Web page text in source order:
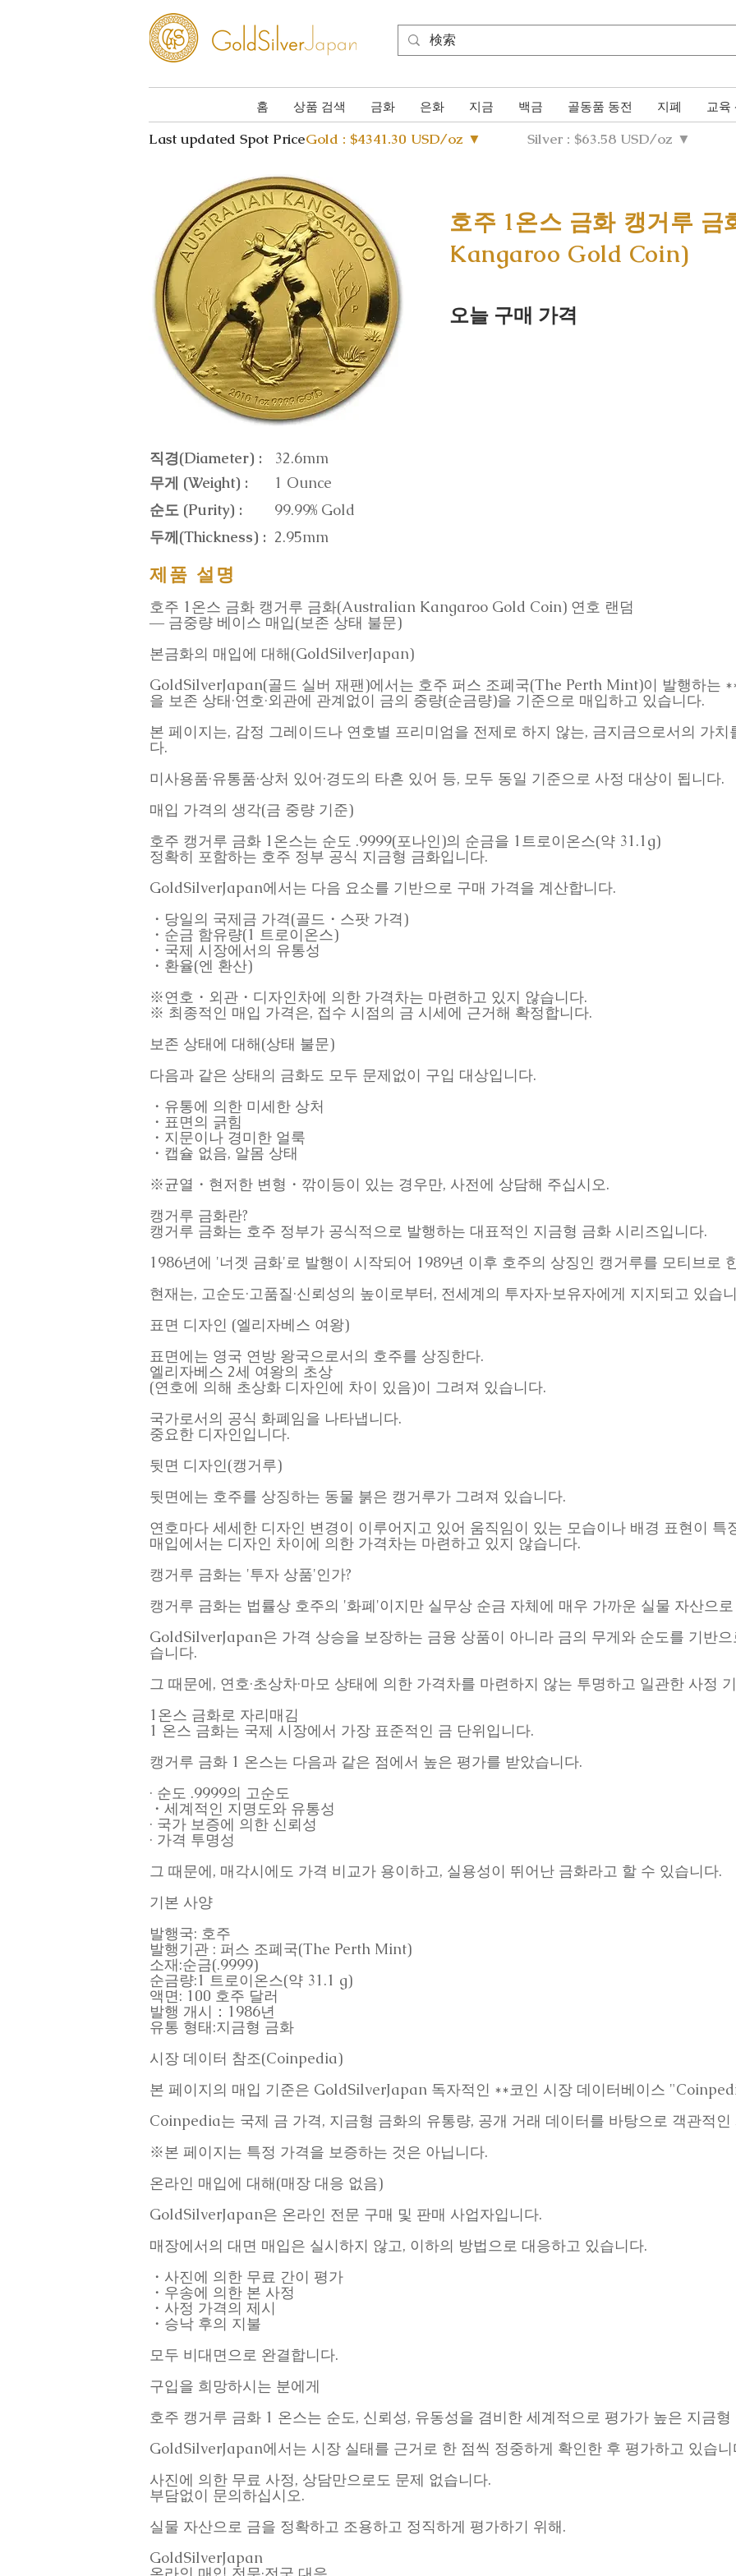
홈 상품 검색 금화 은화 지금 백금 골동품 동전 지폐 교육
Last updated Spot PriceGold : $4341.30 USD/oz ▼ Silver : $63.58 USD/oz ▼
호주 1온스 금화 캥거루
Kangaroo Gold Coin)
오늘 구매 가격
직경(Diameter) :
32.6mm
무게 (Weight) :
1 Ounce
순도 (Purity) :
99.99% Gold
두께(Thickness) : 2.95mm
제품 설명
호주 1온스 금화 캥거루 금화(Australian Kangaroo Gold Coin) 연호 랜덤
― 금중량 베이스 매입(보존 상태 불문)
본금화의 매입에 대해(GoldSilverJapan)
GoldSilverJapan(골드 실버 재팬)에서는 호주 퍼스 조폐국(The Perth Mint)이 발행하는
을 보존 상태·연호·외관에 관계없이 금의 중량(순금량)을 기준으로 매입하고 있습니다.
본 페이지는, 감정 그레이드나 연호별 프리미엄을 전제로 하지 않는, 금지금으로서의 가
다.
미사용품·유통품·상처 있어·경도의 타흔 있어 등, 모두 동일 기준으로 사정 대상이 됩니다.
매입 가격의 생각(금 중량 기준)
호주 캥거루 금화 1온스는 순도 .9999(포나인)의 순금을 1트로이온스(약 31.1g)
정확히 포함하는 호주 정부 공식 지금형 금화입니다.
GoldSilverJapan에서는 다음 요소를 기반으로 구매 가격을 계산합니다.
・당일의 국제금 가격(골드・스팟 가격)
・순금 함유량(1 트로이온스)
・국제 시장에서의 유통성
・환율(엔 환산)
※연호・외관・디자인차에 의한 가격차는 마련하고 있지 않습니다.
※ 최종적인 매입 가격은, 접수 시점의 금 시세에 근거해 확정합니다.
보존 상태에 대해(상태 불문)
다음과 같은 상태의 금화도 모두 문제없이 구입 대상입니다.
・유통에 의한 미세한 상처
・표면의 긁힘
・지문이나 경미한 얼룩
・캡슐 없음, 알몸 상태
※균열・현저한 변형・깎이등이 있는 경우만, 사전에 상담해 주십시오.
캥거루 금화란?
캥거루 금화는 호주 정부가 공식적으로 발행하는 대표적인 지금형 금화 시리즈입니다.
1986년에 '너겟 금화'로 발행이 시작되어 1989년 이후 호주의 상징인 캥거루를 모티브로
현재는, 고순도·고품질·신뢰성의 높이로부터, 전세계의 투자자·보유자에게 지지되고 있습
표면 디자인 (엘리자베스 여왕)
표면에는 영국 연방 왕국으로서의 호주를 상징한다.
엘리자베스 2세 여왕의 초상
(연호에 의해 초상화 디자인에 차이 있음)이 그려져 있습니다.
국가로서의 공식 화폐임을 나타냅니다.
중요한 디자인입니다.
뒷면 디자인(캥거루)
뒷면에는 호주를 상징하는 동물 붉은 캥거루가 그려져 있습니다.
연호마다 세세한 디자인 변경이 이루어지고 있어 움직임이 있는 모습이나 배경 표현이
매입에서는 디자인 차이에 의한 가격차는 마련하고 있지 않습니다.
캥거루 금화는 '투자 상품'인가?
캥거루 금화는 법률상 호주의 '화폐'이지만 실무상 순금 자체에 매우 가까운 실물 자산으
GoldSilverJapan은 가격 상승을 보장하는 금융 상품이 아니라 금의 무게와 순도를 기반
습니다.
그 때문에, 연호·초상차·마모 상태에 의한 가격차를 마련하지 않는 투명하고 일관한 사정
1온스 금화로 자리매김
1 온스 금화는 국제 시장에서 가장 표준적인 금 단위입니다.
캥거루 금화 1 온스는 다음과 같은 점에서 높은 평가를 받았습니다.
· 순도 .9999의 고순도
・세계적인 지명도와 유통성
· 국가 보증에 의한 신뢰성
· 가격 투명성
그 때문에, 매각시에도 가격 비교가 용이하고, 실용성이 뛰어난 금화라고 할 수 있습니다.
기본 사양
발행국: 호주
발행기관 : 퍼스 조폐국(The Perth Mint)
소재:순금(.9999)
순금량:1 트로이온스(약 31.1 g)
액면: 100 호주 달러
발행 개시：1986년
유통 형태:지금형 금화
시장 데이터 참조(Coinpedia)
본 페이지의 매입 기준은 GoldSilverJapan 독자적인 **코인 시장 데이터베이스
Coinpedia는 국제 금 가격, 지금형 금화의 유통량, 공개 거래 데이터를 바탕으로 객관적
※본 페이지는 특정 가격을 보증하는 것은 아닙니다.
온라인 매입에 대해(매장 대응 없음)
GoldSilverJapan은 온라인 전문 구매 및 판매 사업자입니다.
매장에서의 대면 매입은 실시하지 않고, 이하의 방법으로 대응하고 있습니다.
・사진에 의한 무료 간이 평가
・우송에 의한 본 사정
・사정 가격의 제시
・승낙 후의 지불
모두 비대면으로 완결합니다.
구입을 희망하시는 분에게
호주 캥거루 금화 1 온스는 순도, 신뢰성, 유동성을 겸비한 세계적으로 평가가 높은 지금형
GoldSilverJapan에서는 시장 실태를 근거로 한 점씩 정중하게 확인한 후 평가하고 있습니
사진에 의한 무료 사정, 상담만으로도 문제 없습니다.
부담없이 문의하십시오.
실물 자산으로 금을 정확하고 조용하고 정직하게 평가하기 위해.
GoldSilverJapan